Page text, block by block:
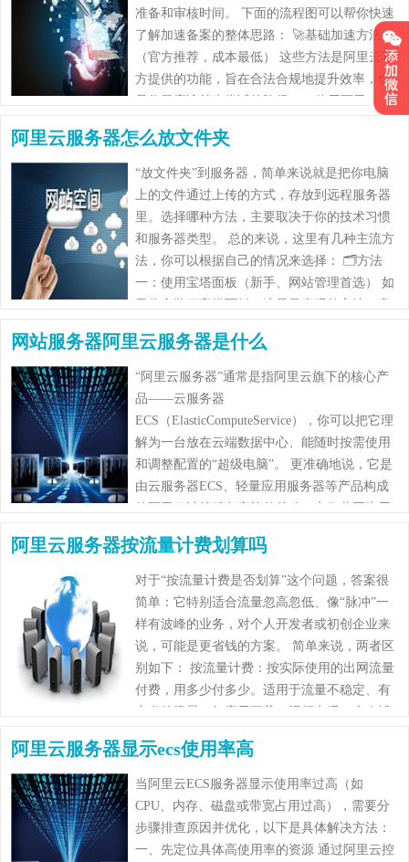
准备和审核时间。 下面的流程图可以帮你快速
了解加速备案的整体思路： 🚀基础加速方法
（官方推荐，成本最低） 这些方法是阿里云官
方提供的功能，旨在合法合规地提升效率，也
是你最应该首先尝试的路径。 1.使用阿里
阿里云服务器怎么放文件夹
“放文件夹”到服务器，简单来说就是把你电脑
上的文件通过上传的方式，存放到远程服务器
里。选择哪种方法，主要取决于你的技术习惯
和服务器类型。 总的来说，这里有几种主流方
法，你可以根据自己的情况来选择： 🗂️方法
一：使用宝塔面板（新手、网站管理首选） 如
果你安装了宝塔面板，这是最直观的方法，完
网站服务器阿里云服务器是什么
“阿里云服务器”通常是指阿里云旗下的核心产
品——云服务器
ECS（ElasticComputeService），你可以把它理
解为一台放在云端数据中心、能随时按需使用
和调整配置的“超级电脑”。 更准确地说，它是
由云服务器ECS、轻量应用服务器等产品构成
的阿里云计算服务家族的总称，它们共同为用
……
阿里云服务器按流量计费划算吗
对于“按流量计费是否划算”这个问题，答案很
简单：它特别适合流量忽高忽低、像“脉冲”一
样有波峰的业务，对个人开发者或初创企业来
说，可能是更省钱的方案。 简单来说，两者区
别如下： 按流量计费：按实际使用的出网流量
付费，用多少付多少。适用于流量不稳定、有
突发的场景（如应用下载、视频点播、个人博
阿里云服务器显示ecs使用率高
当阿里云ECS服务器显示使用率过高（如
CPU、内存、磁盘或带宽占用过高），需要分
步骤排查原因并优化，以下是具体解决方法：
一、先定位具体高使用率的资源 通过阿里云控